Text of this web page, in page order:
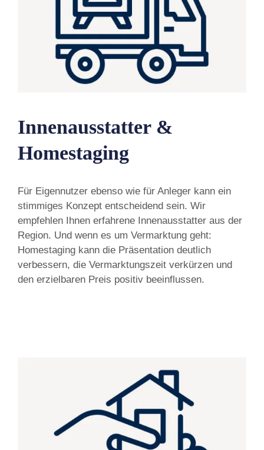
Innenausstatter &
Homestaging
Für Eigennutzer ebenso wie für Anleger kann ein
stimmiges Konzept entscheidend sein. Wir
empfehlen Ihnen erfahrene Innenausstatter aus der
Region. Und wenn es um Vermarktung geht:
Homestaging kann die Präsentation deutlich
verbessern, die Vermarktungszeit verkürzen und
den erzielbaren Preis positiv beeinflussen.